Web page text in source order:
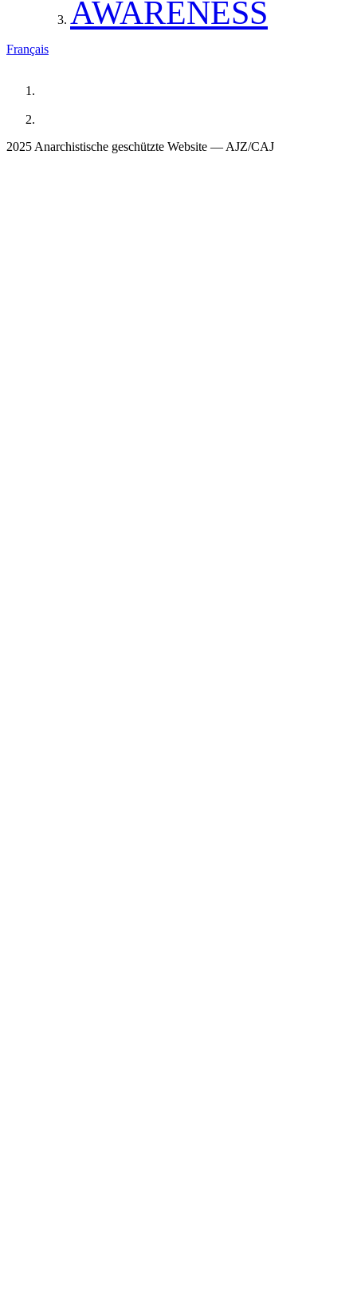
AWARENESS
Français
2025 Anarchistische geschützte Website — AJZ/CAJ